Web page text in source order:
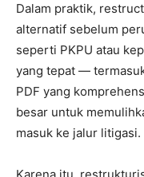
Dalam praktik,
alternatif sebelum
seperti PKPU atau
yang tepat —
PDF yang
besar untuk
masuk ke jalur litigasi.